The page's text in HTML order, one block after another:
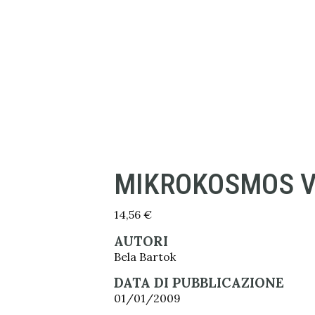
MIKROKOSMOS
14,56 €
AUTORI
Bela Bartok
DATA DI PUBBLICAZIONE
01/01/2009